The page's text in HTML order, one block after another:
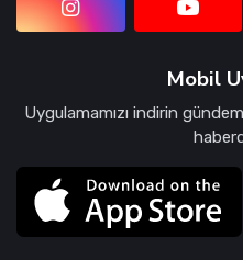
Mobil
Uygulamamızı indirin